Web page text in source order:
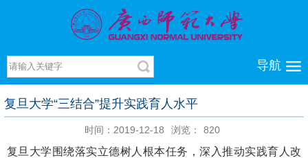
导航
复旦大学“三结合”提升实践育人水平
时间：2019-12-18 浏览： 820
复旦大学围绕落实立德树人根本任务，深入推动实践育人改